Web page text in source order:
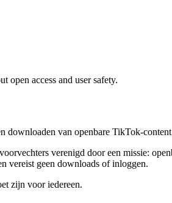
access and user safety.
downloaden van openbare TikTok-
verenigd door een missie:
vereist geen downloads of inloggen.
zijn voor iedereen.